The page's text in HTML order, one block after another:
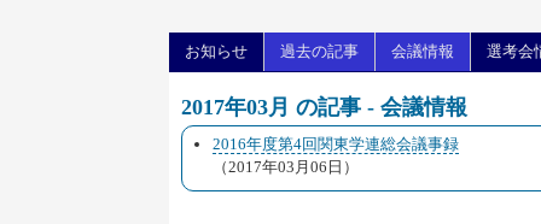
お知らせ 過去の記事 会議情報 選考会
2017年03月 の記事 - 会議情報
2016年度第4回関東学連総会議事録
（2017年03月06日）